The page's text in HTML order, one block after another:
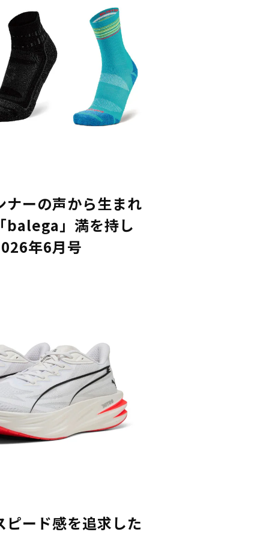
ナーの声から生まれ
balega」満を持し
年6月号
ピード感を追求した